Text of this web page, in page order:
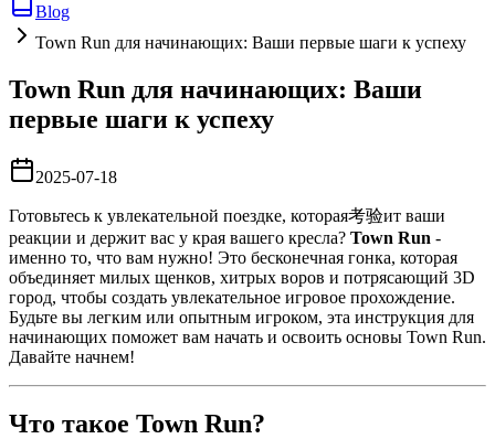
Blog
Town Run для начинающих: Ваши первые шаги к успеху
Town Run для начинающих: Ваши
первые шаги к успеху
2025-07-18
Готовьтесь к увлекательной поездке, которая考验ит ваши
реакции и держит вас у края вашего кресла? Town Run -
именно то, что вам нужно! Это бесконечная гонка, которая
объединяет милых щенков, хитрых воров и потрясающий 3D
город, чтобы создать увлекательное игровое прохождение.
Будьте вы легким или опытным игроком, эта инструкция для
начинающих поможет вам начать и освоить основы Town Run.
Давайте начнем!
Что такое Town Run?